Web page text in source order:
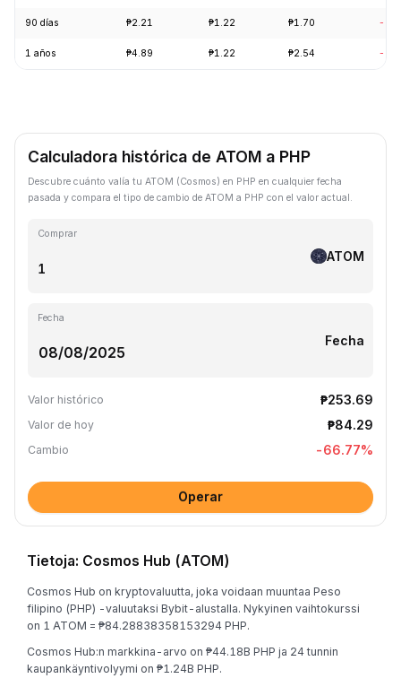
90 días ₱2.21 ₱1.22 ₱1.70 -
1 años ₱4.89 ₱1.22 ₱2.54 -
Calculadora histórica de ATOM a PHP
Descubre cuánto valía tu ATOM (Cosmos) en PHP en cualquier fecha
pasada y compara el tipo de cambio de ATOM a PHP con el valor actual.
Comprar
ATOM
Fecha
Fecha
Valor histórico ₱253.69
Valor de hoy ₱84.29
Cambio -66.77%
Operar
Tietoja: Cosmos Hub (ATOM)
Cosmos Hub on kryptovaluutta, joka voidaan muuntaa Peso
filipino (PHP) -valuutaksi Bybit-alustalla. Nykyinen vaihtokurssi
on 1 ATOM = ₱84.28838358153294 PHP.
Cosmos Hub:n markkina-arvo on ₱44.18B PHP ja 24 tunnin
kaupankäyntivolyymi on ₱1.24B PHP.